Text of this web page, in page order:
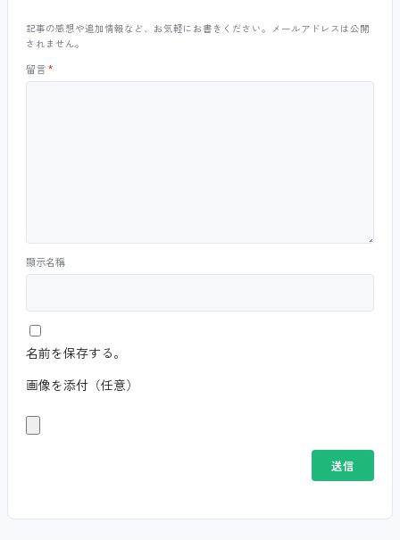
記事の感想や追加情報など、お気軽にお書きください。メールアドレスは公開
されません。
留言*
顯示名稱
名前を保存する。
画像を添付（任意）